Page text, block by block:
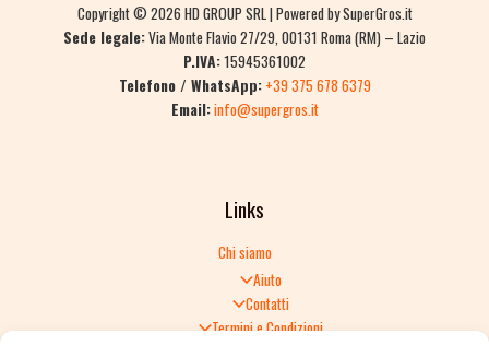
Copyright © 2026 HD GROUP SRL | Powered by SuperGros.it
Sede legale:Via Monte Flavio 27/29, 00131 Roma (RM) – Lazio
P.IVA:15945361002
Telefono / WhatsApp: +39 375 678 6379
Email:info@supergros.it
Links
Chi siamo
Aiuto
Contatti
Termini e Condizioni